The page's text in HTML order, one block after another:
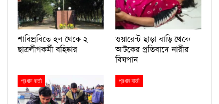
শাবিপ্রবিতে হল থেকে ২
ছাত্রলীগকর্মী বহিষ্কার
ওয়ারেন্ট ছাড়া বাড়ি থেকে
আটকের প্রতিবাদে নারীর
বিষপান
প্রধান বার্তা প্রধান বার্তা